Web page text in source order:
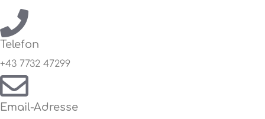
Telefon
+43 7732 47299
Email-Adresse